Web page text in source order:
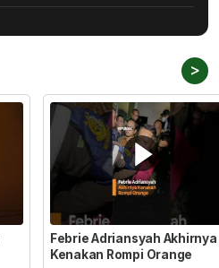
>
Febrie Adriansyah Akhirnya
Kenakan Rompi Orange